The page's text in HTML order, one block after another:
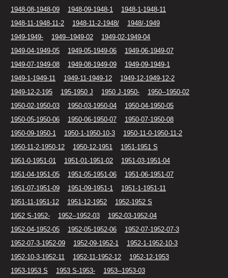
1948-08-1948-09
1948-09-1948-1
1948-1-1948-11
1948-11-1948-11-2
1948-11-2-1948/
1948/-1949
1949-1949-
1949--1949-02
1949-02-1949-04
1949-04-1949-05
1949-05-1949-06
1949-06-1949-07
1949-07-1949-08
1949-08-1949-09
1949-09-1949-1
1949-1-1949-11
1949-11-1949-12
1949-12-1949-12-2
1949-12-2-195
195-1950 J 1950 J-1950-
1950--1950-02
1950-02-1950-03
1950-03-1950-04
1950-04-1950-05
1950-05-1950-06
1950-06-1950-07
1950-07-1950-08
1950-09-1950-1
1950-1-1950-10-3
1950-11-0-1950-11-2
1950-11-2-1950-12
1950-12-1951
1951-1951 S
1951-0-1951-01
1951-01-1951-02
1951-03-1951-04
1951-04-1951-05
1951-05-1951-06
1951-06-1951-07
1951-07-1951-09
1951-09-1951-1
1951-1-1951-11
1951-11-1951-12
1951-12-1952
1952-1952 S
1952 S-1952-
1952--1952-03
1952-03-1952-04
1952-04-1952-05
1952-05-1952-06
1952-07-1952-07-3
1952-07-3-1952-09
1952-09-1952-1
1952-1-1952-10-3
1952-10-3-1952-11
1952-11-1952-12
1952-12-1953
1953-1953 S
1953 S-1953- 1953--1953-03